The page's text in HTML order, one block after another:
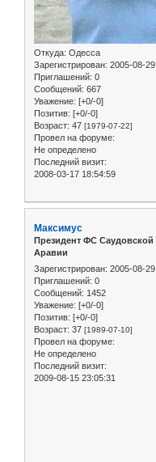
Откуда: Одесса
Зарегистрирован: 2005-08-29
Приглашений: 0
Сообщений: 667
Уважение: [+0/-0]
Позитив: [+0/-0]
Возраст: 47 [1979-07-22]
Провел на форуме:
Не определено
Последний визит:
2008-03-17 18:54:59
Максимус
Президент ФС Саудовской
Аравии
Зарегистрирован: 2005-08-29
Приглашений: 0
Сообщений: 1452
Уважение: [+0/-0]
Позитив: [+0/-0]
Возраст: 37 [1989-07-10]
Провел на форуме:
Не определено
Последний визит:
2009-08-15 23:05:31